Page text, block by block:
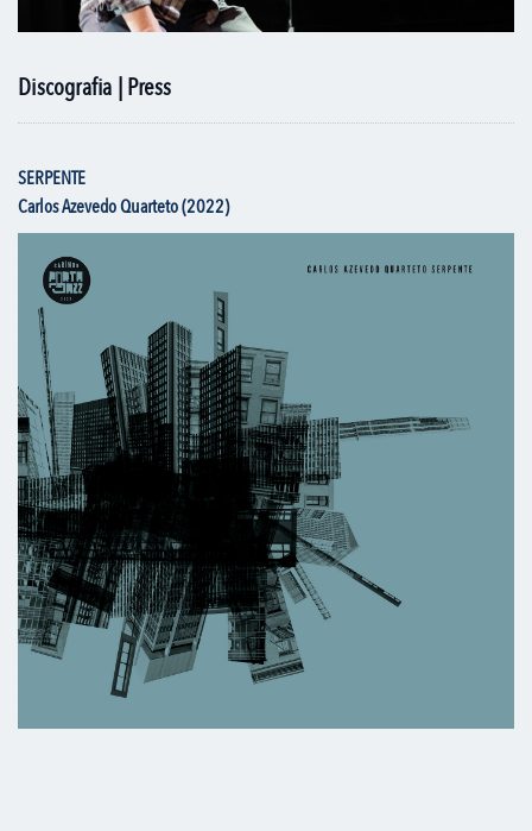
Discografia | Press
SERPENTE
Carlos Azevedo Quarteto (2022)